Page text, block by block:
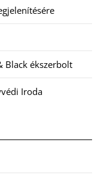
Black ékszerbolt
Iroda